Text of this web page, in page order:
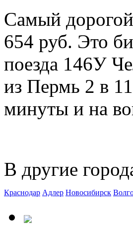
Самый
654 руб. Это
поезда 146У
из Пермь 2 в
минуты и на
В другие
Краснодар Адлер Новосибирск